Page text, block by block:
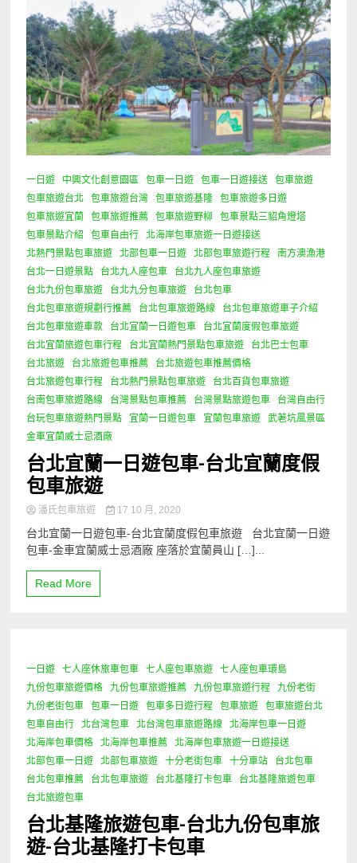
一日遊 中興文化創意園區 包車一日遊 包車一日遊接送
包車旅遊
包車旅遊台北
包車旅遊台灣 包車旅遊基隆
包車旅遊多日遊
包車旅遊宜蘭
包車旅遊推薦 包車旅遊野柳
包車景點三貂角燈塔
包車景點介紹
包車自由行
北海岸包車旅遊一日遊接送
北熱門景點包車旅遊
北部包車一日遊 北部包車旅遊行程
南方澳漁港
台北一日遊景點
台北九人座包車
台北九人座包車旅遊
台北九份包車旅遊
台北九分包車旅遊
台北包車
台北包車旅遊規劃行推薦
台北包車旅遊路線
台北包車旅遊車子介紹
台北包車旅遊車款
台北宜蘭一日遊包車
台北宜蘭度假包車旅遊
台北宜蘭旅遊包車行程
台北宜蘭熱門景點包車旅遊
台北巴士包車
台北旅遊
台北旅遊包車推薦
台北旅遊包車推薦價格
台北旅遊包車行程
台北熱門景點包車旅遊
台北百貨包車旅遊
台南包車旅遊路線
台灣景點包車推薦 台灣景點旅遊包車
台灣自由行
台玩包車旅遊熱門景點
宜蘭一日遊包車 宜蘭包車旅遊
武荖坑風景區
金車宜蘭威士忌酒廠
台北宜蘭一日遊包車-台北宜蘭度假
包車旅遊
潘氏包車旅遊 17 10 月, 2020
台北宜蘭一日遊包車-台北宜蘭度假包車旅遊 台北宜蘭一日遊
包車-金車宜蘭威士忌酒廠 座落於宜蘭員山 […]...
Read More
1 Minute
一日遊 七人座休旅車包車 七人座包車旅遊
七人座包車環島
九份包車旅遊價格
九份包車旅遊推薦 九份包車旅遊行程
九份老街
九份老街包車
包車一日遊 包車多日遊行程 包車旅遊
包車旅遊台北
包車自由行
北台灣包車 北台灣包車旅遊路線
北海岸包車一日遊
北海岸包車價格
北海岸包車推薦
北海岸包車旅遊一日遊接送
北部包車一日遊
北部包車旅遊 十分老街包車 十分車站
台北包車
台北包車推薦
台北包車旅遊 台北基隆打卡包車
台北基隆旅遊包車
台北旅遊包車
台北基隆旅遊包車-台北九份包車旅
遊-台北基隆打卡包車